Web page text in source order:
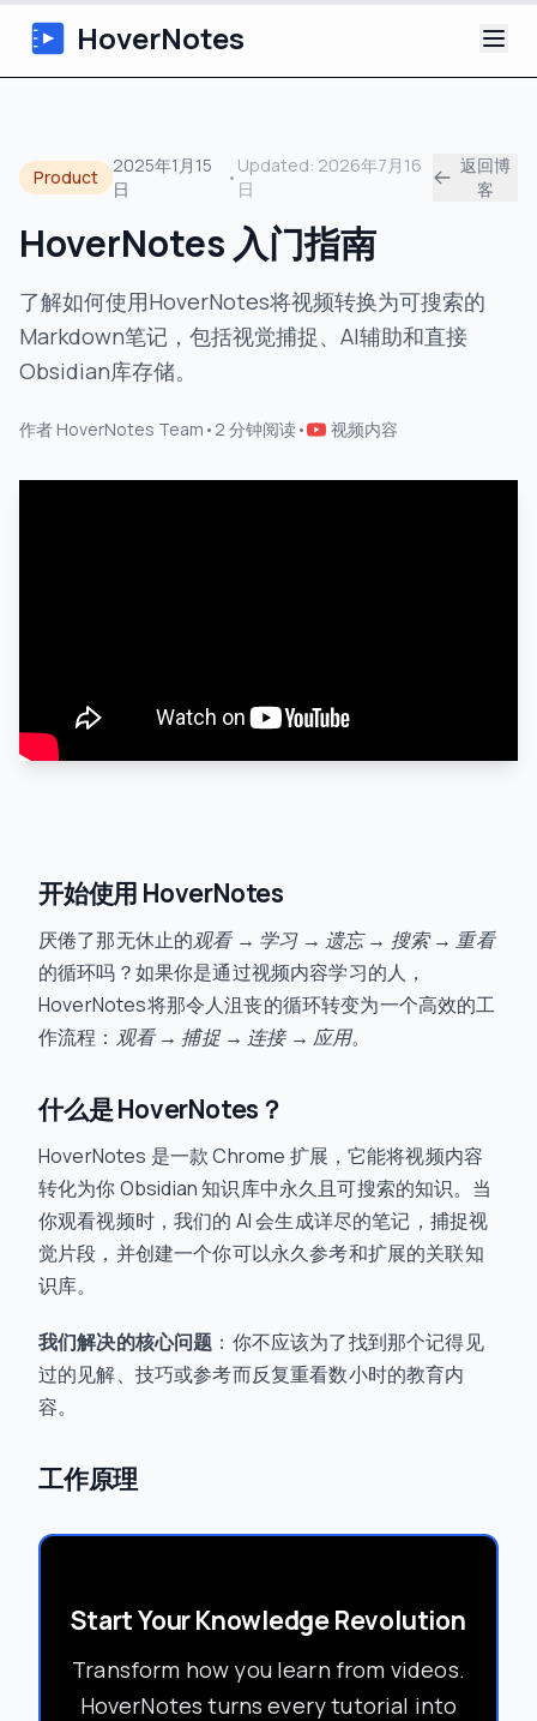
HoverNotes
浏览器扩展
AI 视频笔记
教程
博客
Product
2025年1月15
日
•
Updated: 2026年7月16
日
返回博
客
HoverNotes 入门指南
了解如何使用HoverNotes将视频转换为可搜索的
Markdown笔记，包括视觉捕捉、AI辅助和直接
Obsidian库存储。
作者 HoverNotes Team • 2 分钟阅读• 视频内容
开始使用 HoverNotes
厌倦了那无休止的观看 → 学习 → 遗忘 → 搜索 → 重看
的循环吗？如果你是通过视频内容学习的人，
HoverNotes将那令人沮丧的循环转变为一个高效的工
作流程： 观看 → 捕捉 → 连接 → 应用。
什么是 HoverNotes？
HoverNotes 是一款 Chrome 扩展，它能将视频内容
转化为你 Obsidian 知识库中永久且可搜索的知识。当
你观看视频时，我们的 AI 会生成详尽的笔记，捕捉视
觉片段，并创建一个你可以永久参考和扩展的关联知
识库。
我们解决的核心问题 ：你不应该为了找到那个记得见
过的见解、技巧或参考而反复重看数小时的教育内
容。
工作原理
Start Your Knowledge Revolution
Transform how you learn from videos.
HoverNotes turns every tutorial into